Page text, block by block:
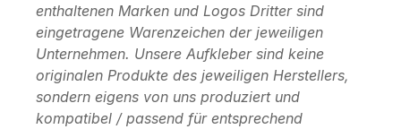
enthaltenen Marken und Logos Dritter sind
eingetragene Warenzeichen der jeweiligen
Unternehmen. Unsere Aufkleber sind keine
originalen Produkte des jeweiligen Herstellers,
sondern eigens von uns produziert und
kompatibel / passend für entsprechend